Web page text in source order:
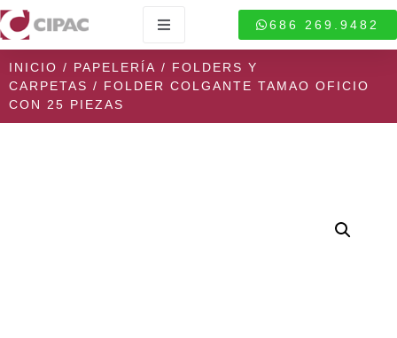
686 269.9482
INICIO / PAPELERÍA / FOLDERS Y
CARPETAS / FOLDER COLGANTE TAMAO OFICIO
CON 25 PIEZAS